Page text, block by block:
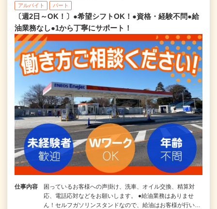
アルバイト パート
〔週2日～OK！〕●希望シフトOK！●資格・経験不問●給
油業務なし●1から丁寧にサポート！
仕事内容
困っているお客様への声掛け、洗車、オイル交換、精算対
応、電話応対などをお願いします。 ●給油業務はありませ
ん！セルフガソリンスタンドなので、給油はお客様が行い…